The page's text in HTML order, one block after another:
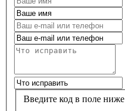
Введите код в поле ниже